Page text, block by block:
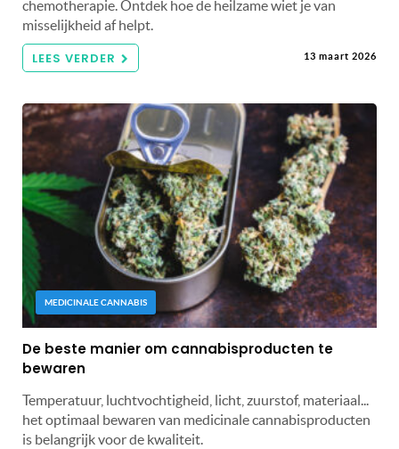
chemotherapie. Ontdek hoe de heilzame wiet je van
misselijkheid af helpt.
LEES VERDER 13 maart 2026
MEDICINALE CANNABIS
De beste manier om cannabisproducten te
bewaren
Temperatuur, luchtvochtigheid, licht, zuurstof, materiaal...
het optimaal bewaren van medicinale cannabisproducten
is belangrijk voor de kwaliteit.